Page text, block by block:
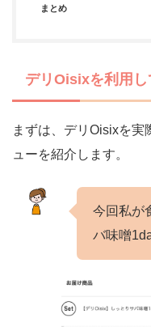
まとめ
デリOisixを利用し
まずは、デリOisixを実
ューを紹介します。
今回私が
バ味噌